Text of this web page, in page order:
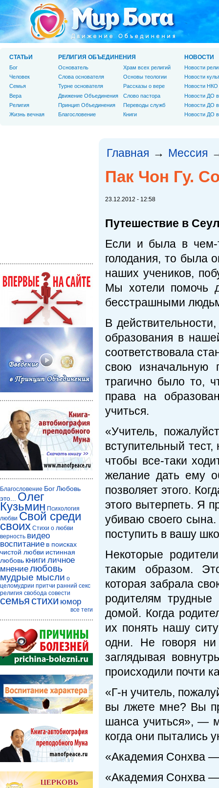
Главная → Мессия
Пак Чон Гу.
23.12.2012 - 12:58
Путешествие в
Если и была в чем-
голодания, то была
наших учеников,
Мы хотели помочь
бесстрашными
В
образования в
соответствовала
свою изначальную
трагично было то,
права на
учиться.
«Учитель,
вступительный
чтобы все-таки
желание дать ему
позволяет этого.
этого вытерпеть. Я
убиваю своего
поступить в вашу
Некоторые
таким образом.
которая забрала
родителям
домой. Когда
их понять нашу
одни. Не говоря ни
заглядывая
происходили почти
«Г-н учитель,
вы лжете мне? Вы
шанса учиться», —
когда они пытались
«Академия Сонхва
«Академия Сонхва
СТАТЬИ
Бог
Человек
Cемья
Вера
Религия
Жизнь вечная
РЕЛИГИЯ ОБЪЕДИНЕНИЯ
Основатель
Слова основателя
Турне основателя
Движение Объединения
Принцип Объединения
Благословение
Храм всех религий
Основы теологии
Рассказы о вере
Слово пастора
Переводы служб
Книги
НОВОСТИ
Новости
Новости
Новости НКО
Новости ДО
Новости ДО
Новости ДО
Благословение БогЛюбовь
это...
Олег
Кузьмин Психология
любви Свой среди
своих Стихи о любви
верность видео
воспитание в поисках
чистой любви истинная
любовь книги личное
мнениелюбовь
мудрые мысли о
целомудрии притчи ранний секс
религия свобода совести
семья стихи юмор
все теги